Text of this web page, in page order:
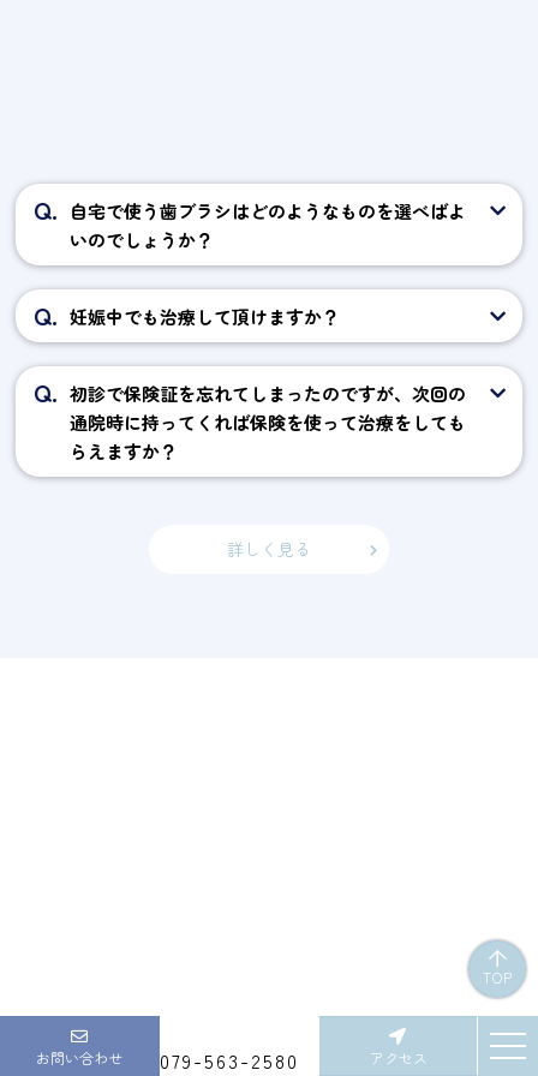
Q.
自宅で使う歯ブラシはどのようなものを選べばよ
いのでしょうか？
Q. 妊娠中でも治療して頂けますか？
Q. 初診で保険証を忘れてしまったのですが、次回の
通院時に持ってくれば保険を使って治療をしても
らえますか？
詳しく見る
TOP
お問い合わせ 079-563-2580 アクセス